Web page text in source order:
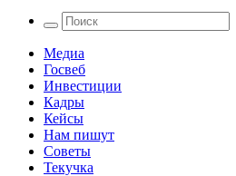
Медиа
Госвеб
Инвестиции
Кадры
Кейсы
Нам пишут
Советы
Текучка